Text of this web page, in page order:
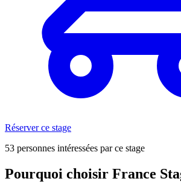
Réserver ce stage
53 personnes intéressées par ce stage
Pourquoi choisir France